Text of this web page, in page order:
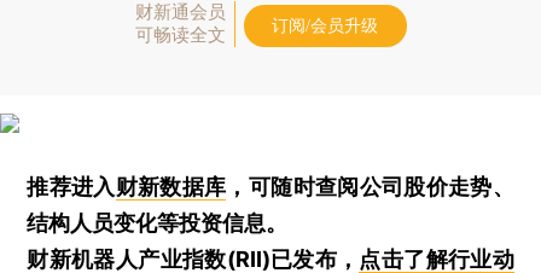
财新通会员
可畅读全文
订阅/会员升级
推荐进入财新数据库 ，可随时查阅公司股价走势、
结构人员变化等投资信息。
财新机器人产业指数(RII)已发布， 点击了解行业动